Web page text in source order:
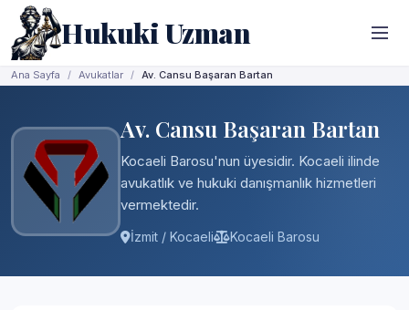
Hukuki Uzman
Ana Sayfa Avukatlar Av. Cansu Başaran Bartan
Av. Cansu Başaran Bartan
Kocaeli Barosu'nun üyesidir. Kocaeli ilinde
avukatlık ve hukuki danışmanlık hizmetleri
vermektedir.
İzmit / Kocaeli Kocaeli Barosu